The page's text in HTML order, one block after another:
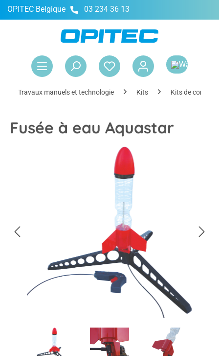
principal
OPITEC Belgique 03 234 36 13
Travaux manuels et technologie Kits Kits de
Fusée à eau Aquastar